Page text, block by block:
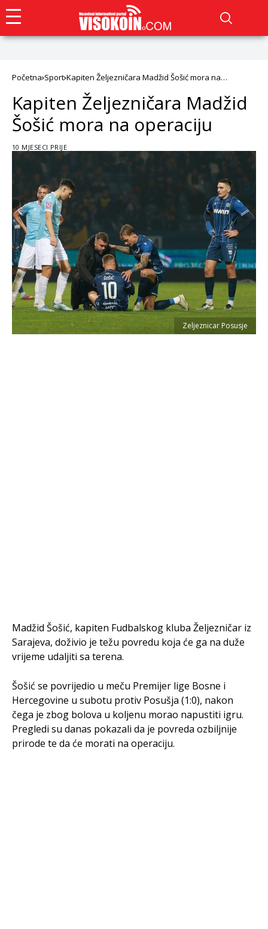
Početna Sport Kapiten Željezničara Madžid Šošić mora na
Kapiten Željezničara Madžid
Šošić mora na operaciju
10 MJESECI PRIJE
Zeljeznicar Posusje
Madžid Šošić, kapiten Fudbalskog kluba Željezničar iz
Sarajeva, doživio je težu povredu koja će ga na duže
vrijeme udaljiti sa terena.
Šošić se povrijedio u meču Premijer lige Bosne i
Hercegovine u subotu protiv Posušja (1:0), nakon
čega je zbog bolova u koljenu morao napustiti igru.
Pregledi su danas pokazali da je povreda ozbiljnije
prirode te da će morati na operaciju.